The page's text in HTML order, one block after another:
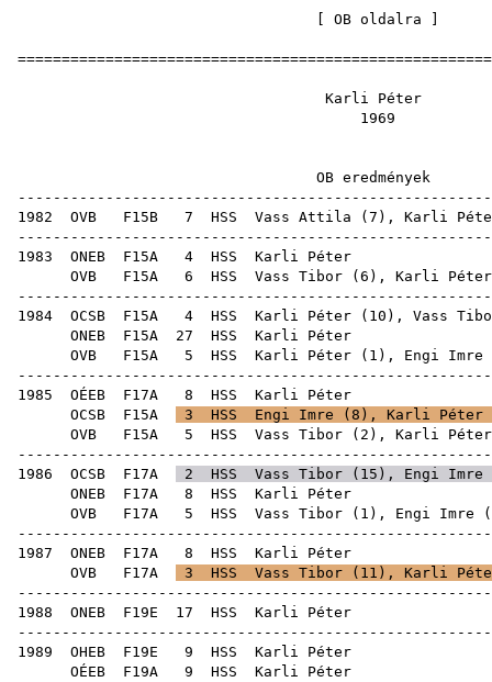
OB oldalra
Karli
OB
1982 OVB F15B 7 HSS Vass Attila ( 7 ), Karli
1983 ONEB F15A 4 HSS Karli
OVB F15A 6 HSS Vass Tibor ( 6 ), Karli
1984 OCSB F15A 4 HSS Karli Péter ( 10 ), Vass
ONEB F15A 27 HSS Karli
OVB F15A 5 HSS Karli Péter ( 1 ), Engi Imre
1985 OÉEB F17A 8 HSS Karli
OCSB F15A 3 HSS Engi Imre ( 8 ), Karli Péter
OVB F15A 5 HSS Vass Tibor ( 2 ), Karli
1986 OCSB F17A 2 HSS Vass Tibor ( 15 ), Engi Imre
ONEB F17A 8 HSS Karli
OVB F17A 5 HSS Vass Tibor ( 1 ), Engi Imre (
1987 ONEB F17A 8 HSS Karli
OVB F17A 3 HSS Vass Tibor ( 11 ), Karli
1988 ONEB F19E 17 HSS Karli
1989 OHEB F19E 9 HSS Karli
OÉEB F19A 9 HSS Karli